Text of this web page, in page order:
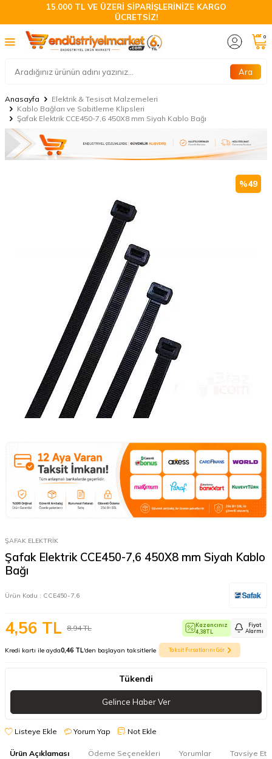
15.000 TL VE ÜZERİ SİPARİŞLERİNİZE KARGO
ÜCRETSİZ!
Ara
0
Anasayfa
Elektrik & Tesisat Malzemeleri
Kablo Bağları ve Sabitleme Klipsleri
Şafak Elektrik CCE450-7,6 450X8 mm Siyah Kablo Bağı
%49
ŞAFAK ELEKTRİK
Şafak Elektrik CCE450-7,6 450X8 mm Siyah Kablo
Bağı
Ürün Kodu : CCE450-7,6
8,94TL
4,56 TL
Kazancınız
4,38TL
Fiyat
Alarmı
Kredi kartı ile ayda0,46 TL'den başlayan taksitlerle Taksit Fırsatlarını Gör
Tükendi
Gelince Haber Ver
Listeye Ekle Yorum Yap Not Ekle
Ürün Açıklaması Ödeme Seçenekleri Yorumlar Tavsiye Et